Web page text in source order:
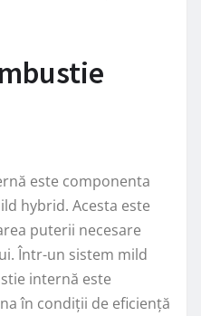
este componenta
hybrid. Acesta este
puterii necesare
Într-un sistem mild
internă este
în condiții de eficiență